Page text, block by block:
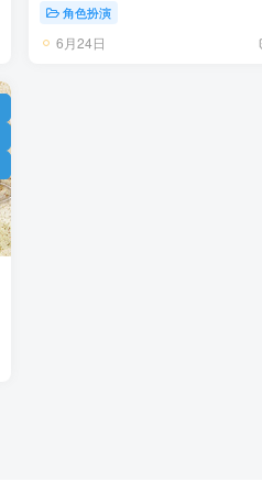
角色扮演
6月24日